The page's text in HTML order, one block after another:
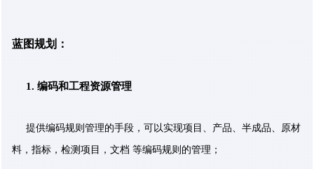
蓝图规划：
1. 编码和工程资源管理
提供编码规则管理的手段，可以实现项目、产品、半成品、原材
料，指标，检测项目，文档 等编码规则的管理；